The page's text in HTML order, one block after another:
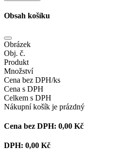
Obsah košíku
Obrázek
Obj. č.
Produkt
Množství
Cena bez DPH/ks
Cena s DPH
Celkem s DPH
Nákupní košík je prázdný
Cena bez DPH: 0,00 Kč
DPH: 0,00 Kč